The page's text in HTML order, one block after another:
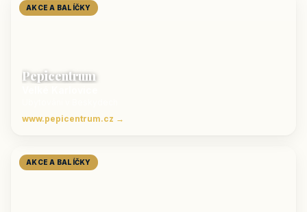
AKCE A BALÍČKY
Pepicentrum
www.pepicentrum.cz →
AKCE A BALÍČKY